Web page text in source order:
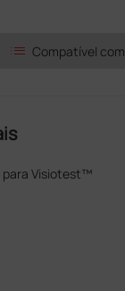
list Compatível com
para Visiotest™